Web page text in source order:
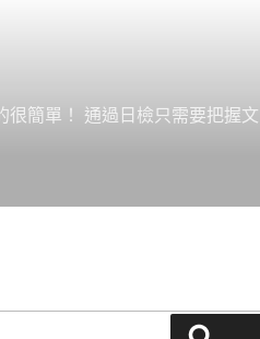
簡單！ 通過日檢只需要把握文